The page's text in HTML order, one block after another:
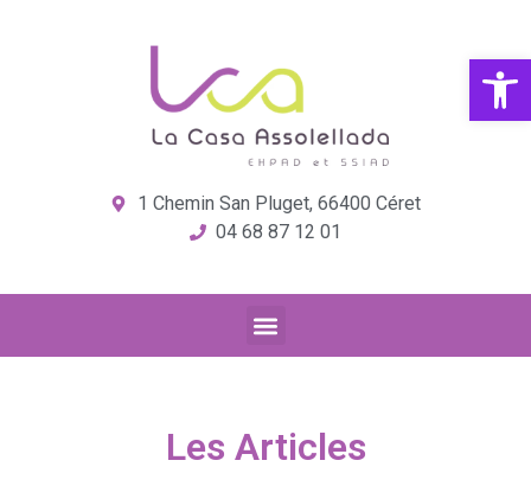
Ouvrir
1 Chemin San Pluget, 66400 Céret
04 68 87 12 01
Les Articles